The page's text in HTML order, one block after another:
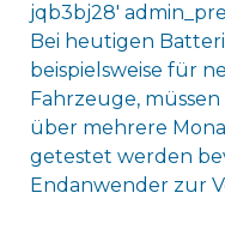
jqb3bj28′
Bei heutigen
beispielsweise für
Fahrzeuge,
über mehrere
getestet werden
Endanwender zur